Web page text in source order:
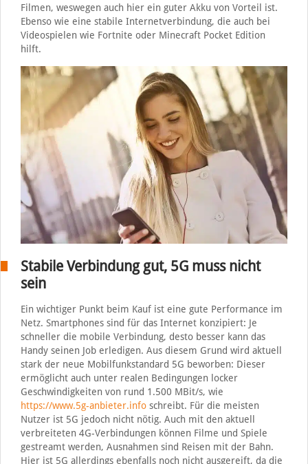
Filmen, weswegen auch hier ein guter Akku von Vorteil ist.
Ebenso wie eine stabile Internetverbindung, die auch bei
Videospielen wie Fortnite oder Minecraft Pocket Edition
hilft.
Stabile Verbindung gut, 5G muss nicht
sein
Ein wichtiger Punkt beim Kauf ist eine gute Performance im
Netz. Smartphones sind für das Internet konzipiert: Je
schneller die mobile Verbindung, desto besser kann das
Handy seinen Job erledigen. Aus diesem Grund wird aktuell
stark der neue Mobilfunkstandard 5G beworben: Dieser
ermöglicht auch unter realen Bedingungen locker
Geschwindigkeiten von rund 1.500 MBit/s, wie
https://www.5g-anbieter.infoschreibt. Für die meisten
Nutzer ist 5G jedoch nicht nötig. Auch mit den aktuell
verbreiteten 4G-Verbindungen können Filme und Spiele
gestreamt werden, Ausnahmen sind Reisen mit der Bahn.
Hier ist 5G allerdings ebenfalls noch nicht ausgereift, da die